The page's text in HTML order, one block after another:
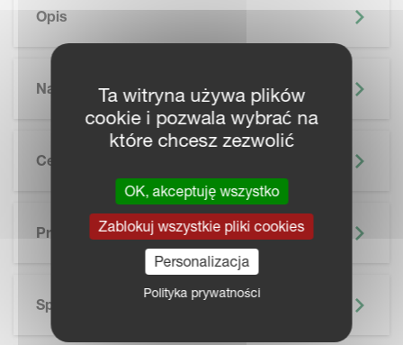
Opis
Najważniejsze Informacje
Cechy
Prospekt
SKIP BROCHURE
Specyfikacja Techniczna
Ta witryna używa plików
cookie i pozwala wybrać na
które chcesz zezwolić
OK, akceptuję wszystko
Zablokuj wszystkie pliki cookies
Personalizacja
Polityka prywatności